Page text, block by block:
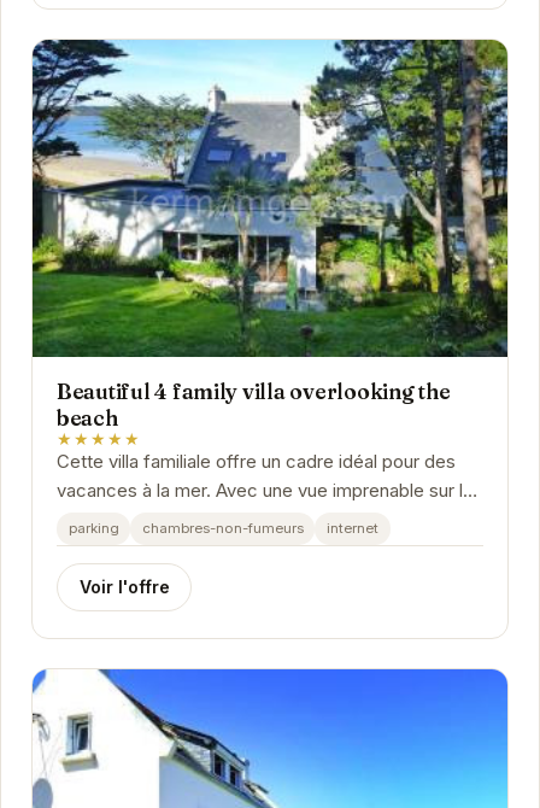
Beautiful 4 family villa overlooking the
beach
★★★★★
Cette villa familiale offre un cadre idéal pour des
vacances à la mer. Avec une vue imprenable sur la
plage, vous pourrez profiter de moments de...
parking chambres-non-fumeurs internet
Voir l'offre